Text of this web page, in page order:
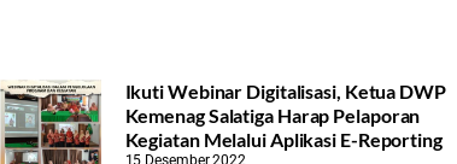
Ikuti Webinar Digitalisasi, Ketua DWP
Kemenag Salatiga Harap Pelaporan
Kegiatan Melalui Aplikasi E-Reporting